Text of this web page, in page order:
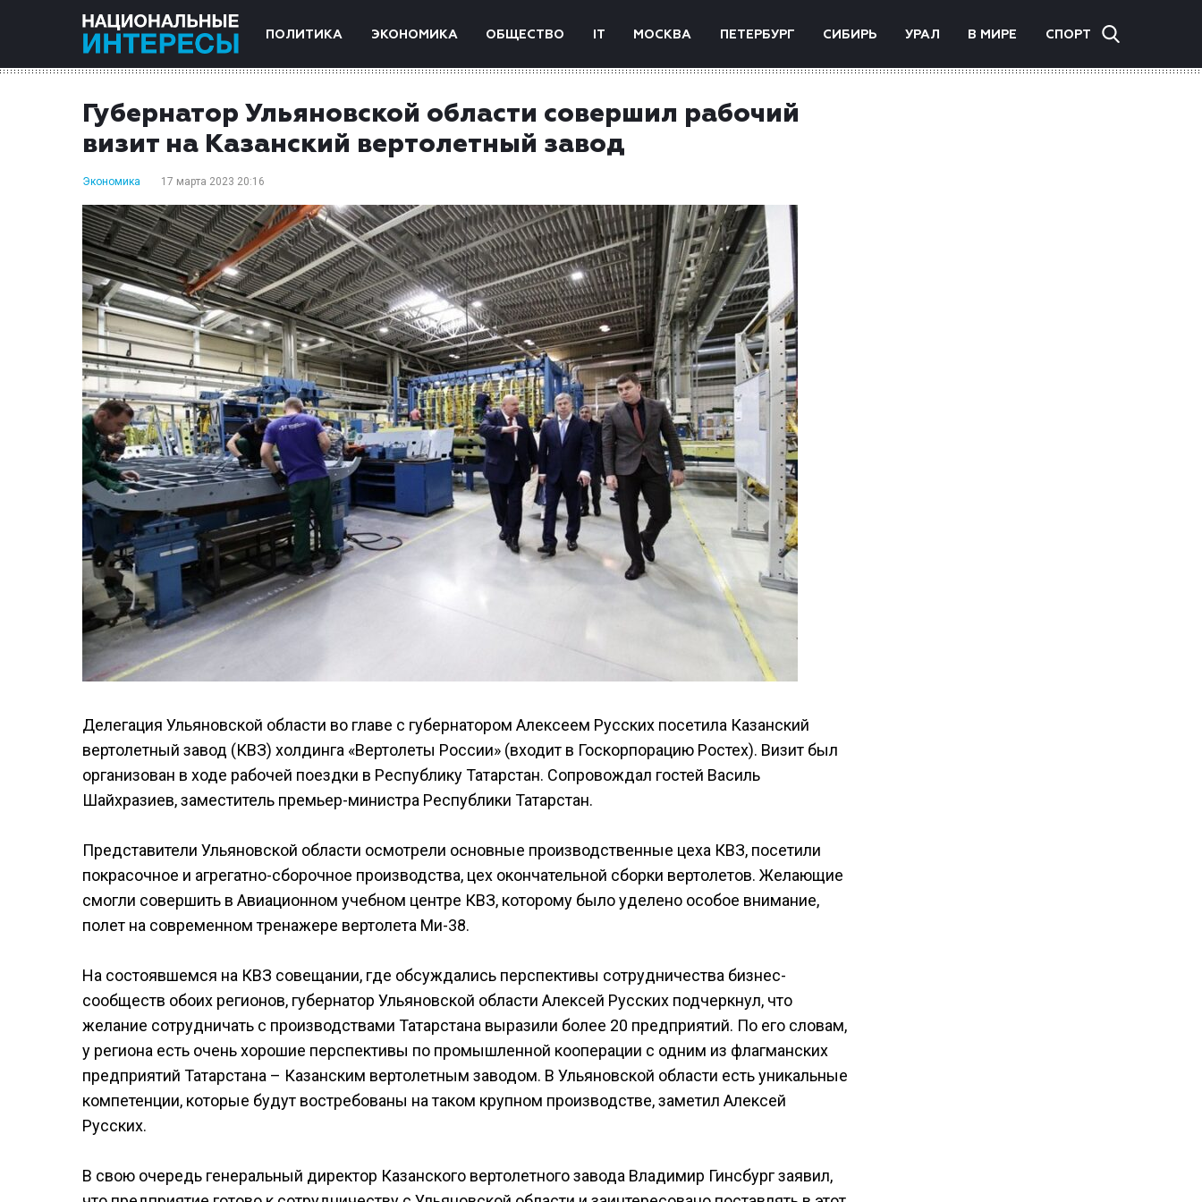
ПОЛИТИКА ЭКОНОМИКА ОБЩЕСТВО IT МОСКВА ПЕТЕРБУРГ СИБИРЬ УРАЛ В МИРЕ СПОРТ
Губернатор Ульяновской области совершил рабочий
визит на Казанский вертолетный завод
Экономика 17 марта 2023 20:16
Делегация Ульяновской области во главе с губернатором Алексеем Русских посетила Казанский
вертолетный завод (КВЗ) холдинга «Вертолеты России» (входит в Госкорпорацию Ростех). Визит был
организован в ходе рабочей поездки в Республику Татарстан. Сопровождал гостей Василь
Шайхразиев, заместитель премьер-министра Республики Татарстан.
Представители Ульяновской области осмотрели основные производственные цеха КВЗ, посетили
покрасочное и агрегатно-сборочное производства, цех окончательной сборки вертолетов. Желающие
смогли совершить в Авиационном учебном центре КВЗ, которому было уделено особое внимание,
полет на современном тренажере вертолета Ми-38.
На состоявшемся на КВЗ совещании, где обсуждались перспективы сотрудничества бизнес-
сообществ обоих регионов, губернатор Ульяновской области Алексей Русских подчеркнул, что
желание сотрудничать с производствами Татарстана выразили более 20 предприятий. По его словам,
у региона есть очень хорошие перспективы по промышленной кооперации с одним из флагманских
предприятий Татарстана – Казанским вертолетным заводом. В Ульяновской области есть уникальные
компетенции, которые будут востребованы на таком крупном производстве, заметил Алексей
Русских.
В свою очередь генеральный директор Казанского вертолетного завода Владимир Гинсбург заявил,